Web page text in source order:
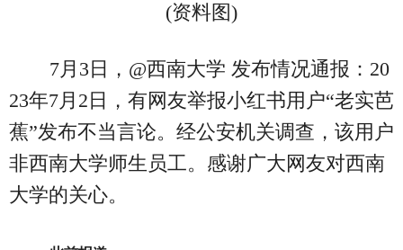
(资料图)
7月3日，@西南大学 发布情况通报：20
23年7月2日，有网友举报小红书用户“老实芭
蕉”发布不当言论。经公安机关调查，该用户
非西南大学师生员工。感谢广大网友对西南
大学的关心。